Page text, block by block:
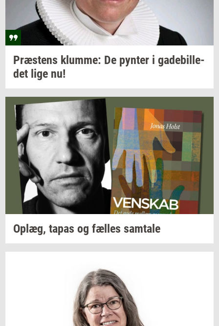
Præ­stens klum­me: De py­n­ter i ga­de­bil­le­
det lige nu!
Oplæg, tapas og fæl­les sam­ta­le